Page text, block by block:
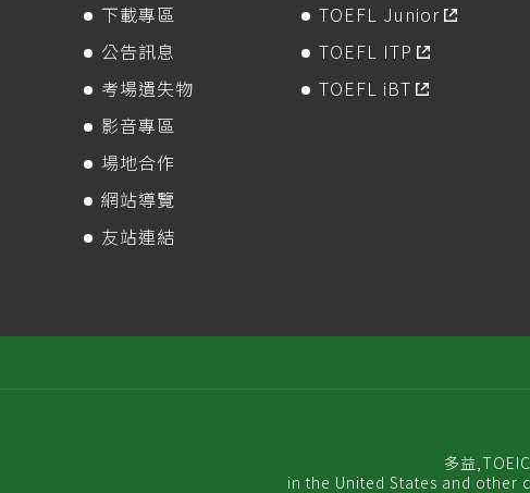
下載專區
公告訊息
考場遺失物
影音專區
場地合作
網站導覽
友站連結
TOEFL Junior
TOEFL ITP
TOEFL iBT
多益
in the United States and other